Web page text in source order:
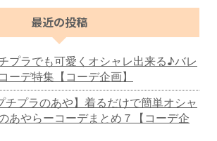
最近の投稿
プラでも可愛くオシャレ出来る♪バレ
ーデ特集【コーデ企画】
チプラのあや】着るだけで簡単オシャ
あやらーコーデまとめ７【コーデ企